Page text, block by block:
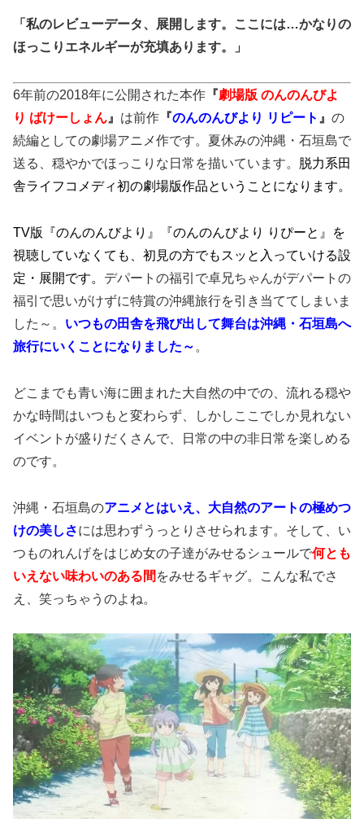
「私のレビューデータ、展開します。ここには…かなりの
ほっこりエネルギーが充填あります。」
6年前の2018年に公開された本作 『劇場版 のんのんびよ
り ばけーしょん 』 は前作 『のんのんびより リピート 』 の
続編としての劇場アニメ作です。夏休みの沖縄・石垣島で
送る、穏やかでほっこりな日常を描いています。 脱力系田
舎ライフコメディ初の劇場版作品ということになります。
TV版『のんのんびより』『のんのんびより りぴーと』を
視聴していなくても、初見の方でもスッと入っていける設
定・展開です。 デパートの福引で卓兄ちゃんがデパートの
福引で思いがけずに特賞の沖縄旅行を引き当ててしまいま
した～。 いつもの田舎を飛び出して舞台は沖縄・石垣島へ
旅行にいくことになりました～ 。
どこまでも青い海に囲まれた大自然の中での、流れる穏や
かな時間はいつもと変わらず、しかしここでしか見れない
イベントが盛りだくさんで、日常の中の非日常を楽しめる
のです。
沖縄・石垣島のアニメとはいえ、大自然のアートの極めつ
けの美しさには思わずうっとりさせられます。そして、い
つものれんげをはじめ女の子達がみせるシュールで何とも
いえない味わいのある間 をみせるギャグ。こんな私でさ
え、笑っちゃうのよね。